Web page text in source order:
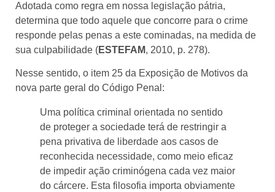
Adotada como regra em nossa legislação pátria,
determina que todo aquele que concorre para o crime
responde pelas penas a este cominadas, na medida de
sua culpabilidade (ESTEFAM, 2010, p. 278).
Nesse sentido, o item 25 da Exposição de Motivos da
nova parte geral do Código Penal:
Uma política criminal orientada no sentido
de proteger a sociedade terá de restringir a
pena privativa de liberdade aos casos de
reconhecida necessidade, como meio eficaz
de impedir ação criminógena cada vez maior
do cárcere. Esta filosofia importa obviamente